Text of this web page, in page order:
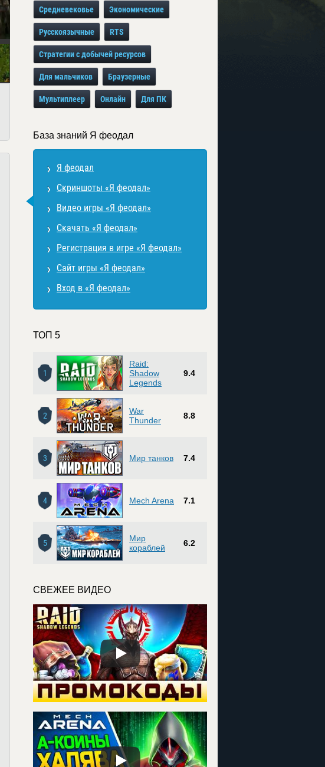
Средневековье Экономические
Русскоязычные RTS
Стратегии с добычей ресурсов
Для мальчиков Браузерные
Мультиплеер Онлайн Для ПК
База знаний Я феодал
Я феодал
Скриншоты «Я феодал»
Видео игры «Я феодал»
Скачать «Я феодал»
Регистрация в игре «Я феодал»
Сайт игры «Я феодал»
Вход в «Я феодал»
ТОП 5
1
Raid:
Shadow
Legends
9.4
2
War
Thunder
8.8
3 Мир танков 7.4
4 Mech Arena 7.1
5
Мир
кораблей
6.2
СВЕЖЕЕ ВИДЕО